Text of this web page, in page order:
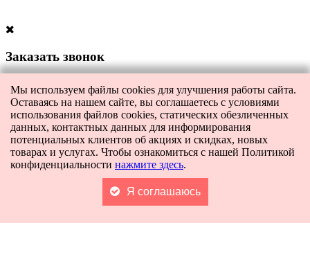
Заказать звонок
Оставьте свои контакты, чтобы получить бесплатную
консультацию по всем интересующим вас вопросам. Наш
специалист перезвонит вам в ближайшее время.
Либо позвоните нам сами по телефону:+7-996-546-0311
Мы используем файлы cookies для улучшения работы сайта.
Оставаясь на нашем сайте, вы соглашаетесь с условиями
использования файлов cookies, статических обезличенных
данных, контактных данных для информирования
потенциальных клиентов об акциях и скидках, новых
товарах и услугах. Чтобы ознакомиться с нашей Политикой
конфиденциальности нажмите здесь.
Я соглашаюсь